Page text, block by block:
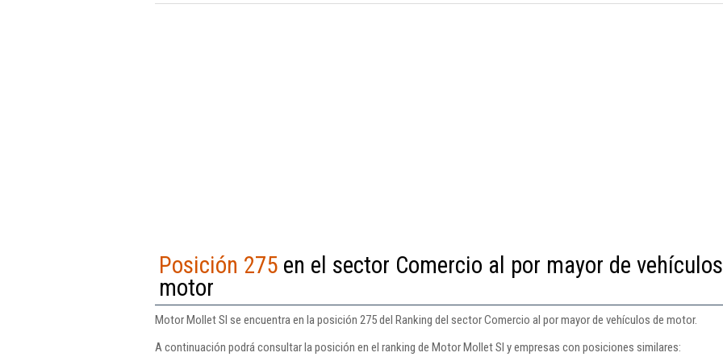
Posición 275 en el sector Comercio al por mayor de
motor
Motor Mollet Sl se encuentra en la posición 275 del Ranking del sector Comercio al por mayor de vehículos de motor.
A continuación podrá consultar la posición en el ranking de Motor Mollet Sl y empresas con posiciones similares: